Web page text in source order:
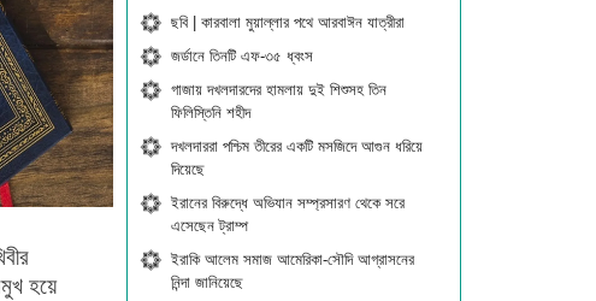
হয়ে
ছবি | কারবালা মুয়াল্লার পথে আরবাঈন যাত্রীরা
জর্ডানে তিনটি এফ-৩৫ ধ্বংস
গাজায় দখলদারদের হামলায় দুই শিশুসহ তিন
ফিলিস্তিনি শহীদ
দখলদাররা পশ্চিম তীরের একটি মসজিদে আগুন ধরিয়ে
দিয়েছে
ইরানের বিরুদ্ধে অভিযান সম্প্রসারণ থেকে সরে
এসেছেন ট্রাম্প
ইরাকি আলেম সমাজ আমেরিকা-সৌদি আগ্রাসনের
নিন্দা জানিয়েছে